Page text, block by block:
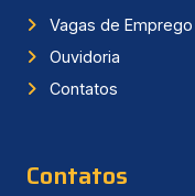
Vagas de Emprego
Ouvidoria
Contatos
Contatos